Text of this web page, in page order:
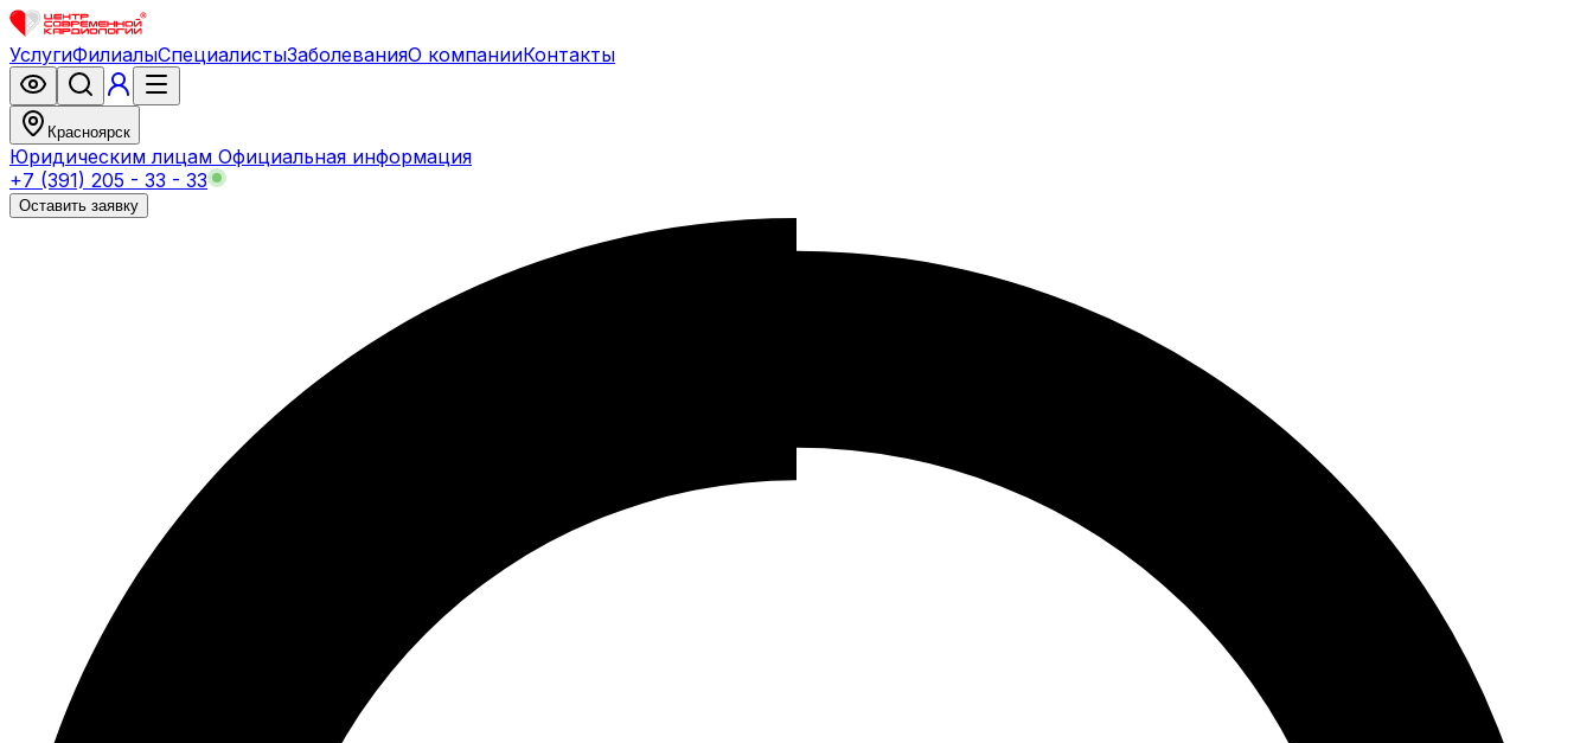
УслугиФилиалыСпециалистыЗаболеванияО компанииКонтакты
Красноярск
Юридическим лицам Официальная информация
+7 (391) 205 - 33 - 33
Оставить заявку